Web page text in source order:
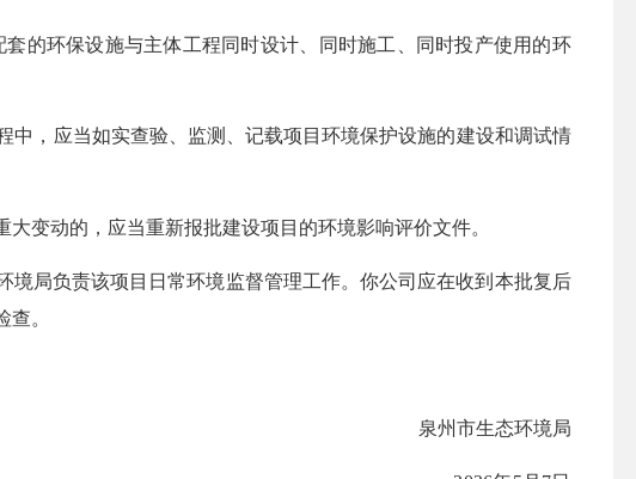
的环保设施与主体工程同时设计、同时施工、同时投产使用的环
，应当如实查验、监测、记载项目环境保护设施的建设和调试情
变动的，应当重新报批建设项目的环境影响评价文件。
境局负责该项目日常环境监督管理工作。你公司应在收到本批复后
。
泉州市生态环境局